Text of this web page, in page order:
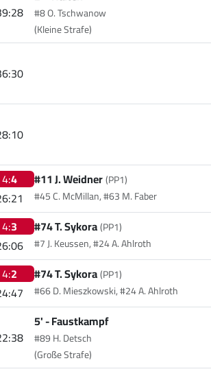
#8 O. Tschwanow
(Kleine Strafe)
4:4
#11 J. Weidner(PP1)
#45 C. McMillan, #63 M. Faber
4:3
#74 T. Sykora(PP1)
#7 J. Keussen, #24 A. Ahlroth
4:2
#74 T. Sykora(PP1)
#66 D. Mieszkowski, #24 A. Ahlroth
5' -Faustkampf
#89 H. Detsch
(Große Strafe)